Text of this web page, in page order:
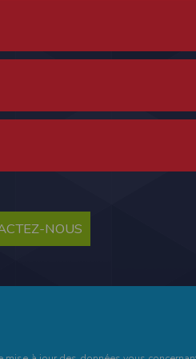
NOUS
tablette ou un smartphone.
été déclaré à la Commission
fonctionnalités du site. Les
web, et d'effectuer une
vous nous transmettez